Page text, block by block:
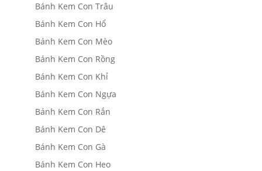
Bánh Kem Con Trâu
Bánh Kem Con Hổ
Bánh Kem Con Mèo
Bánh Kem Con Rồng
Bánh Kem Con Khỉ
Bánh Kem Con Ngựa
Bánh Kem Con Rắn
Bánh Kem Con Dê
Bánh Kem Con Gà
Bánh Kem Con Heo